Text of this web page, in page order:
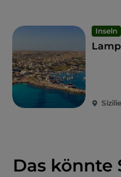
Inseln
Das könnte